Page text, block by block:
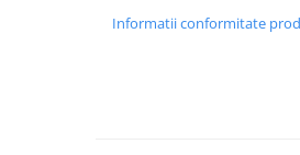
Informatii conformitate